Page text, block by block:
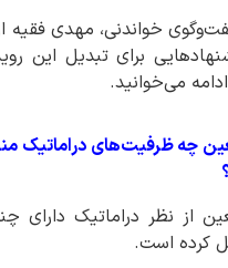
خواندنی، مهدی
برای تبدیل این
می‌خوانید.
چه ظرفیت‌های دراماتیک
از نظر دراماتیک
کرده است.